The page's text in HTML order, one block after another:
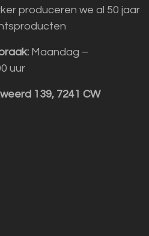
produceren we al 50 jaar
Maandag –
uur
139, 7241 CW